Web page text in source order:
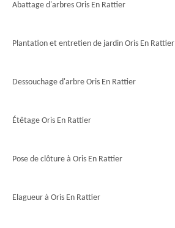
Abattage d'arbres Oris En Rattier
Plantation et entretien de jardin Oris En Rattier
Dessouchage d'arbre Oris En Rattier
Étêtage Oris En Rattier
Pose de clôture à Oris En Rattier
Elagueur à Oris En Rattier